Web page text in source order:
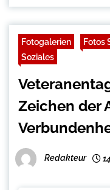
Fotogalerien Fotos
Soziales
Zeichen der
Redakteur